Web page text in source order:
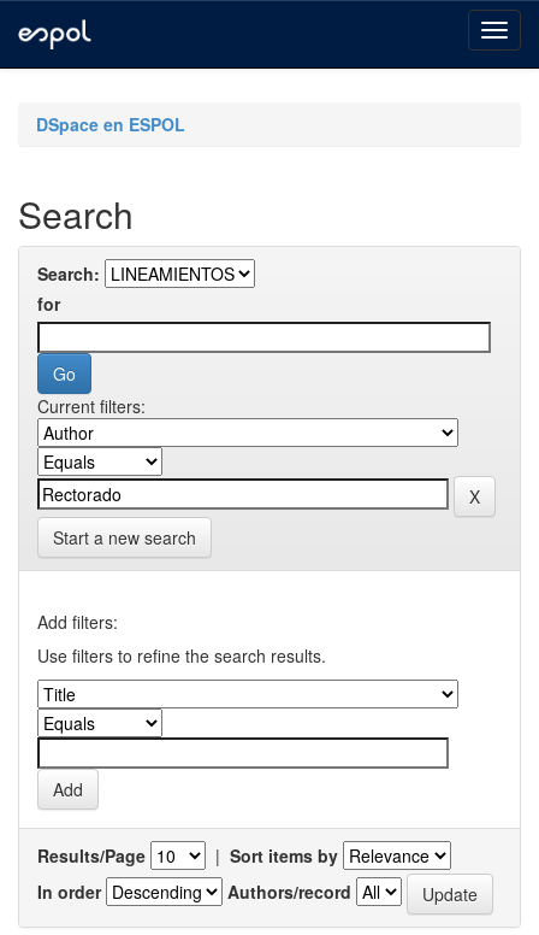
navigationDSpace en ESPOL
Search
Search:
for
Current filters:
Start a new search
Add filters:
Use filters to refine the search results.
Results/Page | Sort items by
In order
Authors/record